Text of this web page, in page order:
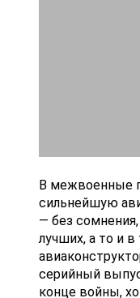
В межвоенные
сильнейшую
— без
лучших, а то и
серийный
конце войны,